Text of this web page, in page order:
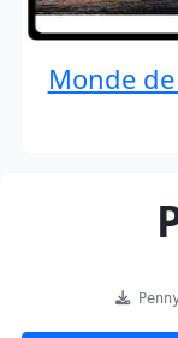
Monde